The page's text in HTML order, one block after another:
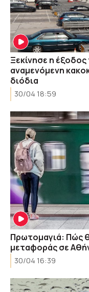
Ξεκίνησε η
αναμενόμενη
διόδια
30/04 18:59
Πρωτομαγιά: Πώς
μεταφοράς σε
30/04 16:39